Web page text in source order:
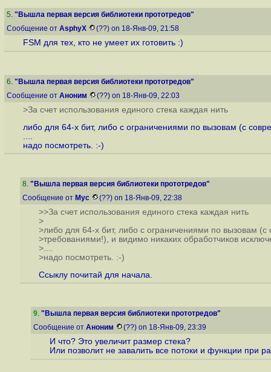
5. "Вышла первая версия библиотеки прототредов"
Сообщение от AsphyX (??) on 18-Янв-09, 21:58
FSM для тех, кто не умеет их готовить :)
6. "Вышла первая версия библиотеки прототредов"
Сообщение от Аноним (??) on 18-Янв-09, 22:03
>За счет использования единого стека каждая нить
либо для 64-х бит, либо с ограничениями по вызовам (с
надо посмотреть. :-)
8. "Вышла первая версия библиотеки прототредов"
Сообщение от Myc (??) on 18-Янв-09, 22:38
>>За счет использования единого стека каждая нить
>
>либо для 64-х бит, либо с ограничениями по вызовам
>требованиями!), и видимо никаких обработчиков
>....
>надо посмотреть. :-)
Ссыклу почитай для начала.
9. "Вышла первая версия библиотеки прототредов"
Сообщение от Аноним (??) on 18-Янв-09, 23:39
И что? Это увеличит размер стека?
Или позволит не завалить все потоки и функции при